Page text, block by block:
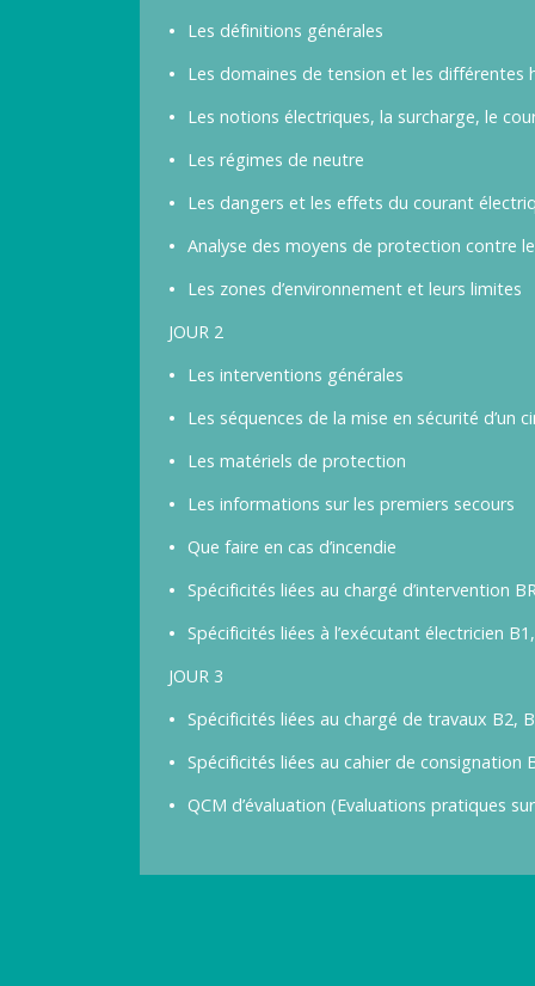
Les définitions générales
Les domaines de tension et les différentes
Les notions électriques, la surcharge, le
Les régimes de neutre
Les dangers et les effets du courant
Analyse des moyens de protection contre
Les zones d’environnement et leurs limites
JOUR 2
Les interventions générales
Les séquences de la mise en sécurité d’un
Les matériels de protection
Les informations sur les premiers secours
Que faire en cas d’incendie
Spécificités liées au chargé d’intervention
Spécificités liées à l’exécutant électricien
JOUR 3
Spécificités liées au chargé de travaux B2,
Spécificités liées au cahier de consignation
QCM d’évaluation (Evaluations pratiques